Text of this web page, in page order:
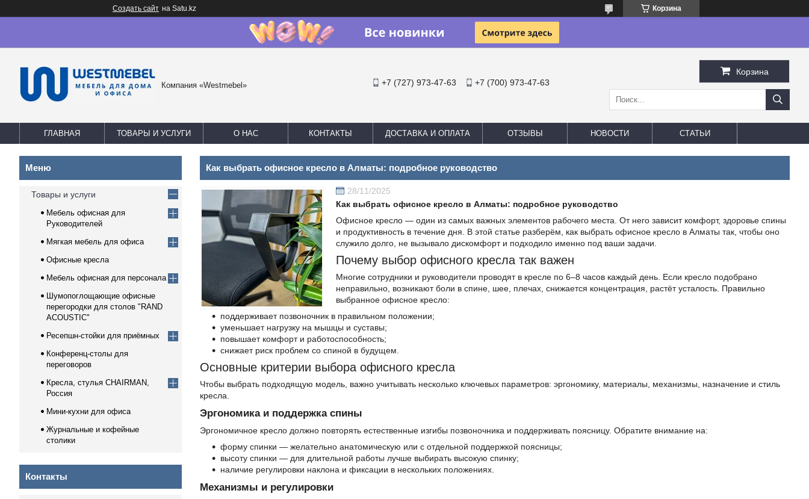
Создать сайт на Satu.kz Корзина
Компания «Westmebel» +7 (727) 973-47-63 +7 (700) 973-47-63
Корзина
ГЛАВНАЯ ТОВАРЫ И УСЛУГИ О НАС КОНТАКТЫ ДОСТАВКА И ОПЛАТА ОТЗЫВЫ НОВОСТИ СТАТЬИ
Как выбрать офисное кресло в Алматы: подробное руководство
28/11/2025
Как выбрать офисное кресло в Алматы: подробное руководство
Офисное кресло — один из самых важных элементов рабочего места. От него зависит комфорт, здоровье спины
и продуктивность в течение дня. В этой статье разберём, как выбрать офисное кресло в Алматы так, чтобы оно
служило долго, не вызывало дискомфорт и подходило именно под ваши задачи.
Почему выбор офисного кресла так важен
Многие сотрудники и руководители проводят в кресле по 6–8 часов каждый день. Если кресло подобрано
неправильно, возникают боли в спине, шее, плечах, снижается концентрация, растёт усталость. Правильно
выбранное офисное кресло:
поддерживает позвоночник в правильном положении;
уменьшает нагрузку на мышцы и суставы;
повышает комфорт и работоспособность;
снижает риск проблем со спиной в будущем.
Основные критерии выбора офисного кресла
Чтобы выбрать подходящую модель, важно учитывать несколько ключевых параметров: эргономику, материалы, механизмы, назначение и стиль
кресла.
Эргономика и поддержка спины
Эргономичное кресло должно повторять естественные изгибы позвоночника и поддерживать поясницу. Обратите внимание на:
форму спинки — желательно анатомическую или с отдельной поддержкой поясницы;
высоту спинки — для длительной работы лучше выбирать высокую спинку;
наличие регулировки наклона и фиксации в нескольких положениях.
Механизмы и регулировки
Товары и услуги
Мебель офисная для
Руководителей
Мягкая мебель для офиса
Офисные кресла
Мебель офисная для персонала
Шумопоглощающие офисные
перегородки для столов "RAND
ACOUSTIC"
Ресепшн-стойки для приёмных
Конференц-столы для
переговоров
Кресла, стулья CHAIRMAN,
Россия
Мини-кухни для офиса
Журнальные и кофейные
столики
Контакты